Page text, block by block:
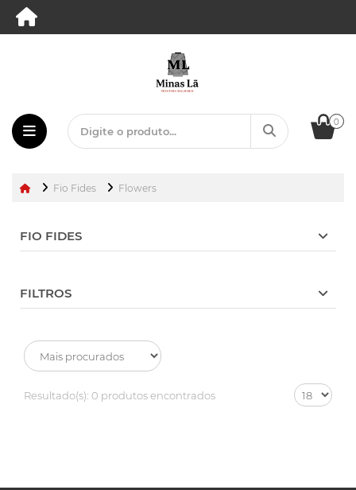
0
Fio Fides Flowers
FIO FIDES
FILTROS
Resultado(s): 0 produtos encontrados